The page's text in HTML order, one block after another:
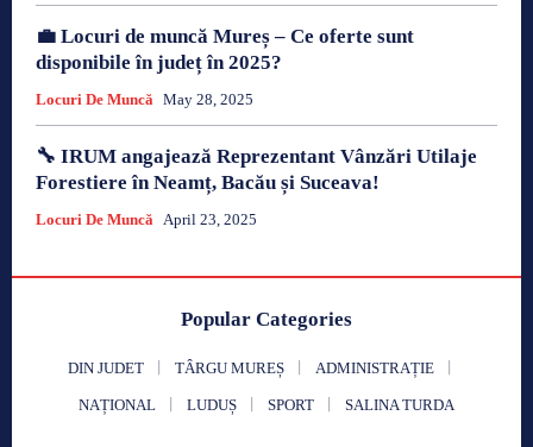
💼 Locuri de muncă Mureș – Ce oferte sunt
disponibile în județ în 2025?
Locuri De Muncă May 28, 2025
🔧 IRUM angajează Reprezentant Vânzări Utilaje
Forestiere în Neamț, Bacău și Suceava!
Locuri De Muncă April 23, 2025
Popular Categories
DIN JUDET TÂRGU MUREȘ ADMINISTRAȚIE
NAȚIONAL LUDUȘ SPORT SALINA TURDA